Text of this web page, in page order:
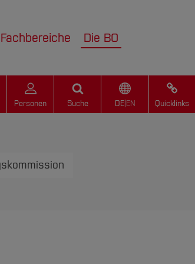
Fachbereiche Die BO
Personen Suche DE| EN Quicklinks